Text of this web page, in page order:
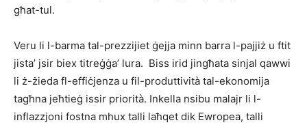
għat-tul.
Veru li l-barma tal-prezzijiet ġejja minn barra l-pajjiż u ftit
jista’ jsir biex titreġġa’ lura. Biss irid jingħata sinjal qawwi
li ż-żieda fl-effiċjenza u fil-produttività tal-ekonomija
tagħna jeħtieġ issir priorità. Inkella nsibu malajr li l-
inflazzjoni fostna mhux talli laħqet dik Ewropea, talli